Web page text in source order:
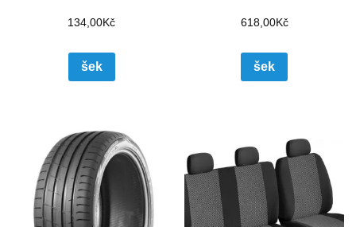
134,00Kč
šek
618,00Kč
šek